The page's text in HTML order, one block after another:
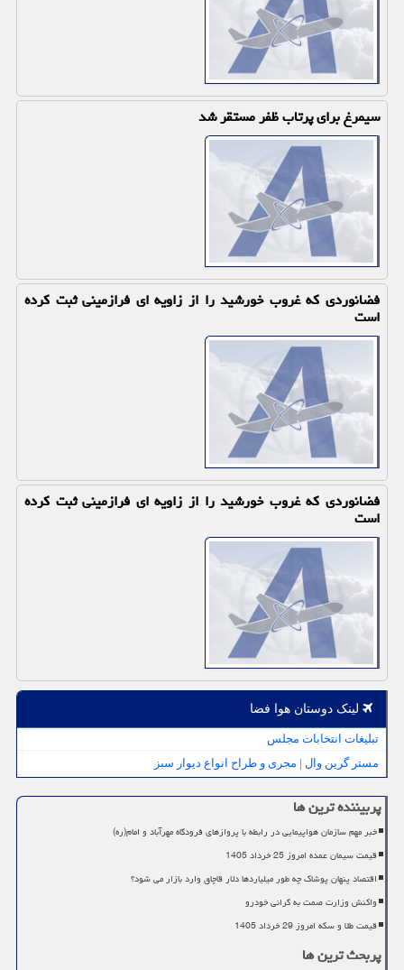
سیمرغ برای پرتاب ظفر مستقر شد
فضانوردی كه غروب خورشید را از زاویه ای فرازمینی ثبت كرده
است
فضانوردی كه غروب خورشید را از زاویه ای فرازمینی ثبت كرده
است
لینک دوستان هوا فضا
تبلیغات انتخابات مجلس
مستر گرین وال | مجری و طراح انواع دیوار سبز
پربیننده ترین ها
خبر مهم سازمان هواپیمایی در رابطه با پروازهای فرودگاه مهرآباد و امام(ره)
قیمت سیمان عمده امروز 25 خرداد 1405
اقتصاد پنهان پوشاک چه طور میلیاردها دلار قاچاق وارد بازار می شود؟
واکنش وزارت صمت به گرانی خودرو
قیمت طلا و سکه امروز 29 خرداد 1405
پربحث ترین ها